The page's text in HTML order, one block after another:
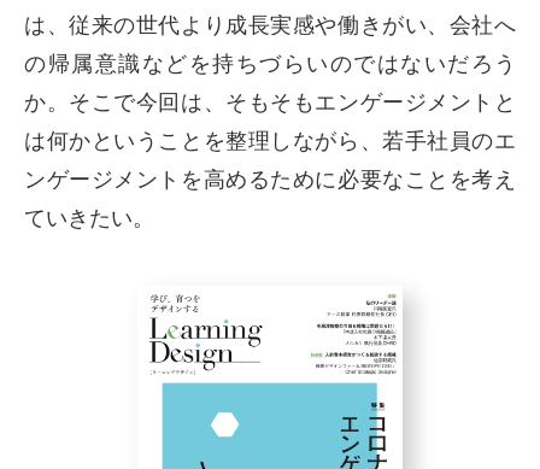
は、従来の世代より成長実感や働きがい、会社へ
の帰属意識などを持ちづらいのではないだろう
か。そこで今回は、そもそもエンゲージメントと
は何かということを整理しながら、若手社員のエ
ンゲージメントを高めるために必要なことを考え
ていきたい。